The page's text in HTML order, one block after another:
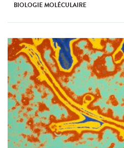
BIOLOGIE MOLÉCULAIRE